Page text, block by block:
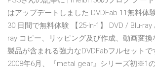
はアップデートしました DVDFab 11無料体
30 日間で無料体験 【25-In-1】 DVD / Blu-ray
ray コピー、リッピング及び作成、動画変
製品が含まれる強力なDVDFabフルセット
2008年6月、『metal gear』シリーズ初※1